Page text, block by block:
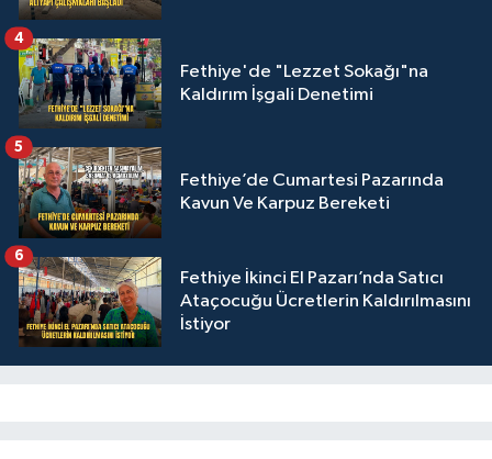
Fethiye'de "Lezzet Sokağı"na
Kaldırım İşgali Denetimi
4
Fethiye’de Cumartesi Pazarında
Kavun Ve Karpuz Bereketi
5
Fethiye İkinci El Pazarı’nda Satıcı
Ataçocuğu Ücretlerin Kaldırılmasını
İstiyor
6